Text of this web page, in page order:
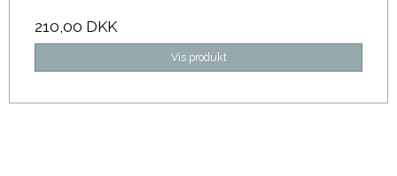
210,00 DKK
Vis produkt